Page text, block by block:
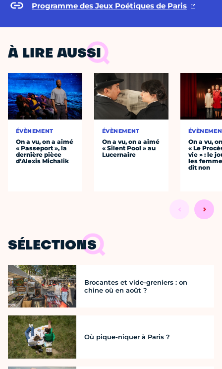
Programme des Jeux Poétiques de Paris
À LIRE AUSSI
ÉVÈNEMENT
On a vu, on a aimé
« Passeport », la
dernière pièce
d’Alexis Michalik
ÉVÈNEMENT
On a vu, on a aimé
« Silent Pool » au
Lucernaire
On a vu,
« Le
vie » : le
les
dit non
SÉLECTIONS
Brocantes et vide-greniers : on
chine où en août ?
Où pique-niquer à Paris ?